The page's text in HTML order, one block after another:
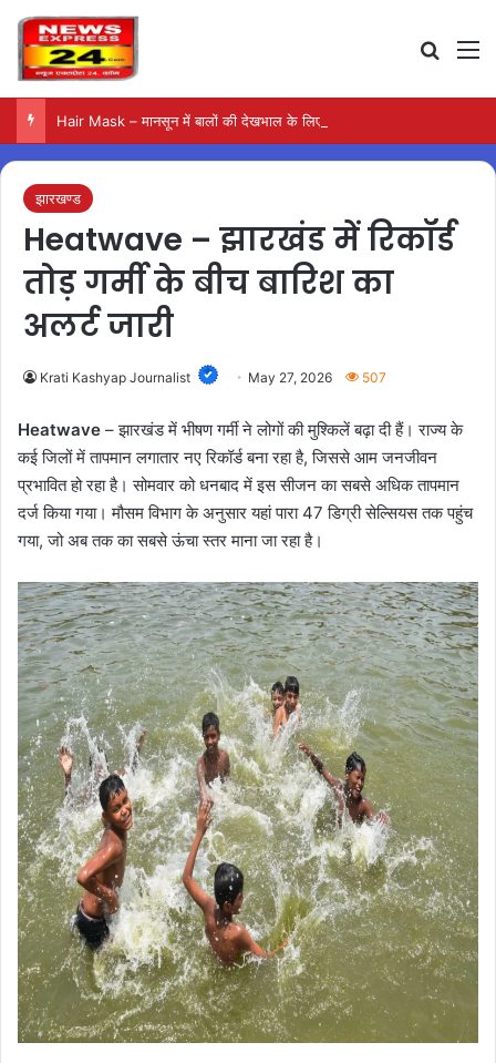
Hair Mask – मानसून में बालों की देखभाल के लिए आजमाएं अंडे का मास्क
झारखण्ड
Heatwave – झारखंड में रिकॉर्ड
तोड़ गर्मी के बीच बारिश का
अलर्ट जारी
Krati Kashyap Journalist May 27, 2026 507
Heatwave – झारखंड में भीषण गर्मी ने लोगों की मुश्किलें बढ़ा दी हैं। राज्य के
कई जिलों में तापमान लगातार नए रिकॉर्ड बना रहा है, जिससे आम जनजीवन
प्रभावित हो रहा है। सोमवार को धनबाद में इस सीजन का सबसे अधिक तापमान
दर्ज किया गया। मौसम विभाग के अनुसार यहां पारा 47 डिग्री सेल्सियस तक पहुंच
गया, जो अब तक का सबसे ऊंचा स्तर माना जा रहा है।